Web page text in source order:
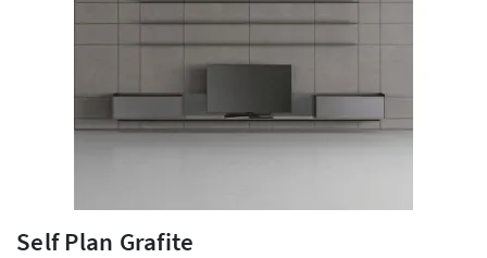
Self Plan Grafite